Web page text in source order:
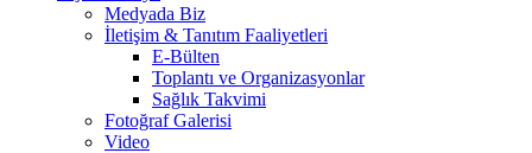
Medyada Biz
İletişim & Tanıtım Faaliyetleri
E-Bülten
Toplantı ve Organizasyonlar
Sağlık Takvimi
Fotoğraf Galerisi
Video